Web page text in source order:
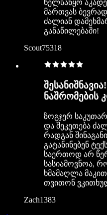
ხელსაწყო
მართვას
ძალიან
განაწილებაში!
Scout75318
ნაშრომების
ზოგჯერ
და შეკეთება
რადგან
გატანინებენ
საერთოდ არ
სასიამოვნოა,
ხმამაღლა
თვითონ
Zach1383